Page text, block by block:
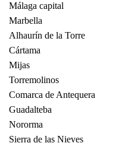
Málaga capital
Marbella
Alhaurín de la Torre
Cártama
Mijas
Torremolinos
Comarca de Antequera
Guadalteba
Nororma
Sierra de las Nieves